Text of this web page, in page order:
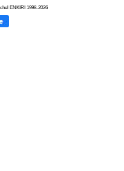
ENKIRI 1998-2026